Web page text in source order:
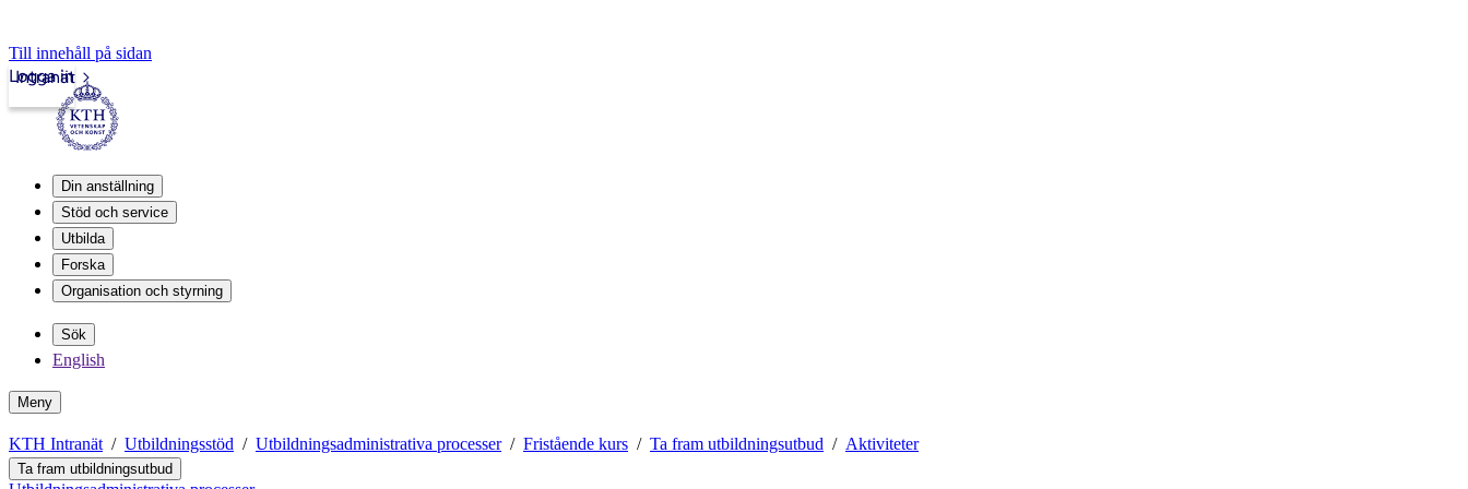
Till innehåll på sidan
Intranät
Logga in
Din anställning
Stöd och service
Utbilda
Forska
Organisation och styrning
Sök
English
Meny
KTH Intranät Utbildningsstöd Utbildningsadministrativa processer Fristående kurs Ta fram utbildningsutbud Aktiviteter
Ta fram utbildningsutbud